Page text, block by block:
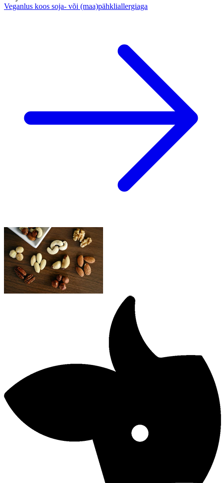
Veganlus koos soja- või (maa)pähkliallergiaga